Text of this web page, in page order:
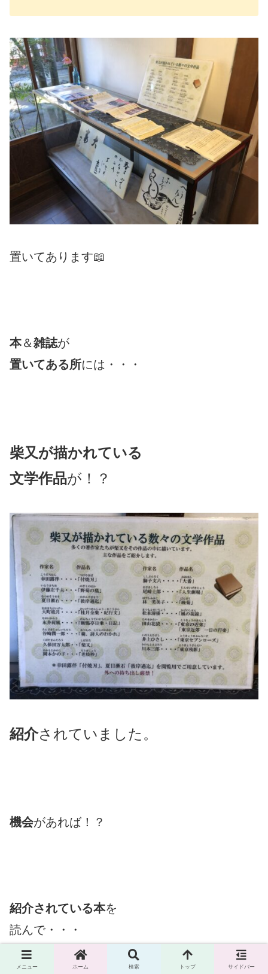
置いてあります📖
本＆雑誌が
置いてある所には・・・
柴又が描かれている
文学作品が！？
紹介されていました。
機会があれば！？
紹介されている本を
読んで・・・
メニュー ホーム 検索 トップ サイドバー